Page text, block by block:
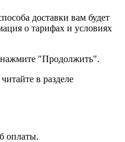
доставки вам будет
о тарифах и условиях
"Продолжить".
в разделе
оплаты.